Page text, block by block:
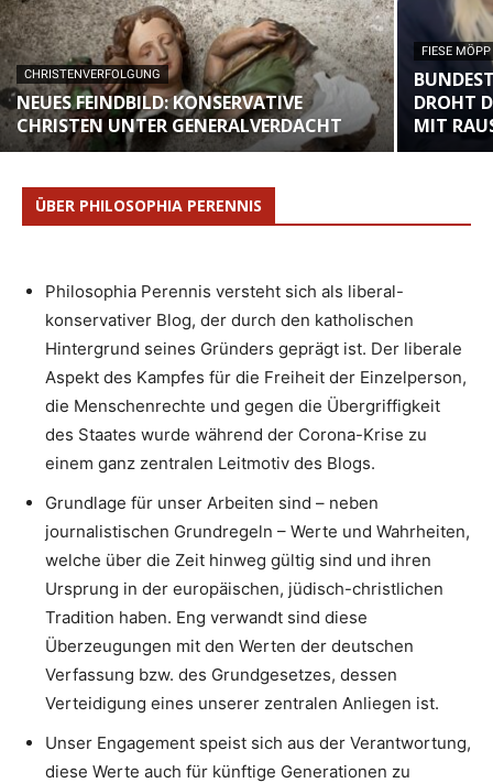
CHRISTENVERFOLGUNG
NEUES FEINDBILD: KONSERVATIVE
CHRISTEN UNTER GENERALVERDACHT
FIESE MÖPP
DROHT
MIT
ÜBER PHILOSOPHIA PERENNIS
Philosophia Perennis versteht sich als liberal-
konservativer Blog, der durch den katholischen
Hintergrund seines Gründers geprägt ist. Der liberale
Aspekt des Kampfes für die Freiheit der Einzelperson,
die Menschenrechte und gegen die Übergriffigkeit
des Staates wurde während der Corona-Krise zu
einem ganz zentralen Leitmotiv des Blogs.
Grundlage für unser Arbeiten sind – neben
journalistischen Grundregeln – Werte und Wahrheiten,
welche über die Zeit hinweg gültig sind und ihren
Ursprung in der europäischen, jüdisch-christlichen
Tradition haben. Eng verwandt sind diese
Überzeugungen mit den Werten der deutschen
Verfassung bzw. des Grundgesetzes, dessen
Verteidigung eines unserer zentralen Anliegen ist.
Unser Engagement speist sich aus der Verantwortung,
diese Werte auch für künftige Generationen zu